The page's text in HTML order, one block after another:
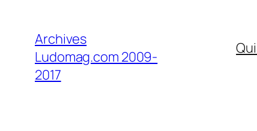
contenu
Archives
Ludomag.com 2009-
2017